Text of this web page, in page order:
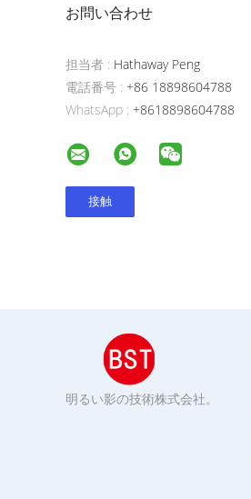
お問い合わせ
担当者 : Hathaway Peng
電話番号 : +86 18898604788
WhatsApp : +8618898604788
明るい影の技術株式会社。